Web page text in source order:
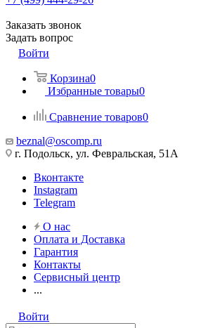
Заказать звонок
Задать вопрос
Войти
Корзина0
Избранные товары0
Сравнение товаров0
beznal@oscomp.ru
г. Подольск, ул. Февральская, 51А
Вконтакте
Instagram
Telegram
О нас
Оплата и Доставка
Гарантия
Контакты
Сервисный центр
...
Войти